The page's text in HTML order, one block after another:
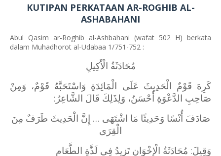
KUTIPAN PERKATAAN AR-ROGHIB AL-
ASHABAHANI
Abul Qasim ar-Roghib al-Ashbahani (wafat 502 H) berkata
dalam Muhadhorot al-Udabaa 1/751-752 :
مُحَادَثَةُ الْأَكِيلِ
كَرِهَ قَوْمٌ الْحَدِيثَ عَلَى الْمَائِدَةِ وَاسْتَحَبَّهُ قَوْمٌ، وَمِنْ
صَاحِبِ الدَّعْوَةِ أَحْسَنُ، وَلِذَلِكَ قَالَ الشَّاعِرُ:
صَادَفَ أُنْسًا وَحَدِيثًا مَا اشْتَهَى … إِنَّ الْحَدِيثَ طَرَفٌ مِنَ
الْقِرَى
وَقِيلَ: مُحَادَثَةُ الْإِخْوَانِ تَزِيدُ فِي لَذَّةِ الطَّعَامِ